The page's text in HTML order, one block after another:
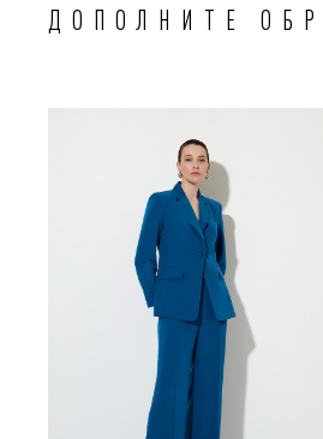
ДОПОЛНИТЕ